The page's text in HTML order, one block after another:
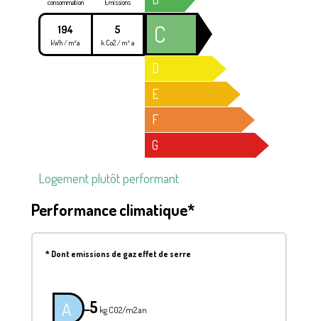
consommation
194
kWh / m²a
Emissions
5
k Co2 / m² a C
D
E
F
G
Logement plutôt performant
Performance climatique*
*Dont emissions de gaz effet de serre
A ━5 kg C02/m2.an